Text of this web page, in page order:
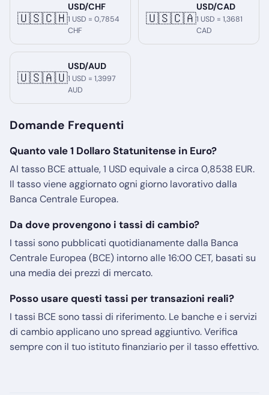
🇺🇸🇨🇭
USD/CHF
1 USD = 0,7854
CHF
🇺🇸🇨🇦
USD/CAD
1 USD = 1,3681
CAD
🇺🇸🇦🇺
USD/AUD
1 USD = 1,3997
AUD
Domande Frequenti
Quanto vale 1 Dollaro Statunitense in Euro?
Al tasso BCE attuale, 1 USD equivale a circa 0,8538 EUR.
Il tasso viene aggiornato ogni giorno lavorativo dalla
Banca Centrale Europea.
Da dove provengono i tassi di cambio?
I tassi sono pubblicati quotidianamente dalla Banca
Centrale Europea (BCE) intorno alle 16:00 CET, basati su
una media dei prezzi di mercato.
Posso usare questi tassi per transazioni reali?
I tassi BCE sono tassi di riferimento. Le banche e i servizi
di cambio applicano uno spread aggiuntivo. Verifica
sempre con il tuo istituto finanziario per il tasso effettivo.